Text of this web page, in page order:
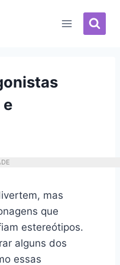
e
mas
que
estereótipos.
alguns dos
essas